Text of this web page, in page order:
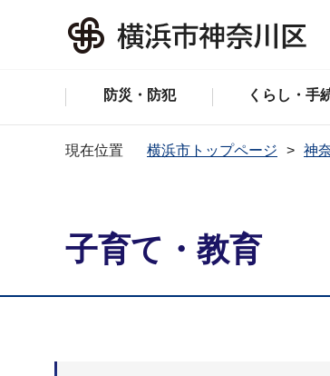
防災・防犯 くらし・手
現在位置 横浜市トップページ 神
子育て・教育